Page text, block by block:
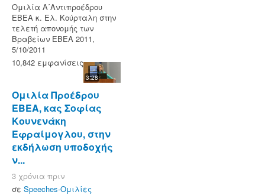
Ομιλία Α΄Αντιπροέδρου
ΕΒΕΑ κ. Ελ. Κούρταλη στην
τελετή απονομής των
Βραβείων ΕΒΕΑ 2011,
5/10/2011
10,842 εμφανίσεις
3:28
Ομιλία Προέδρου
ΕΒΕΑ, κας Σοφίας
Κουνενάκη
Εφραίμογλου, στην
εκδήλωση υποδοχής
ν...
3 χρόνια πριν
σε Speeches-Ομιλίες